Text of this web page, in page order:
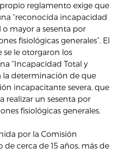
propio reglamento exige que
“reconocida incapacidad
mayor a sesenta por
fisiológicas generales”. El
le otorgaron los
“Incapacidad Total y
la determinación de que
incapacitante severa, que
un sesenta por
fisiológicas generales.
por la Comisión
cerca de 15 años, más de